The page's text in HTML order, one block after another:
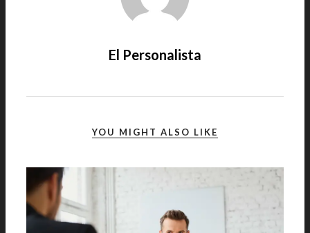
El Personalista
YOU MIGHT ALSO LIKE